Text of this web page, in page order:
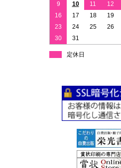
9
10 11 12
16
17 18 19
23
24 25 26
30
31
定休日